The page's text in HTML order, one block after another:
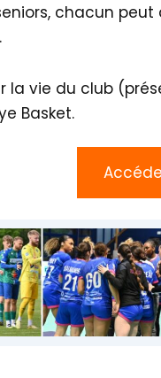
chacun
la vie du club
Basket.